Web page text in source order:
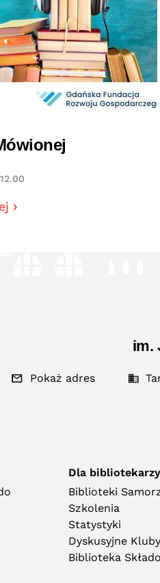
12.00
im.
Pokaż adres
Dla bibliotekarzy
Biblioteki
Szkolenia
Statystyki
Dyskusyjne
Biblioteka